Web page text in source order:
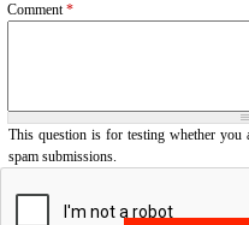
Comment*
This question is for testing whether you
spam submissions.
m
a
m